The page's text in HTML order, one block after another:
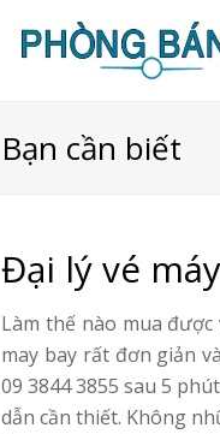
Bạn cần biết
Đại lý vé
Làm thế nào mua
may bay rất đơn giản
09 3844 3855 sau 5
dẫn cần thiết. Không